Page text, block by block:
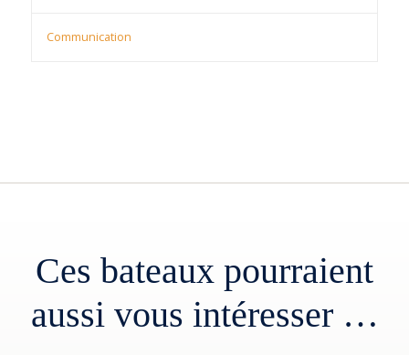
Communication
Ces bateaux pourraient
aussi vous intéresser …